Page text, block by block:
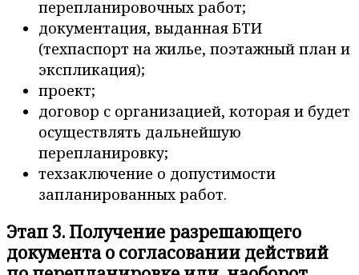
перепланировочных работ;
документация, выданная БТИ
(техпаспорт на жилье, поэтажный план и
экспликация);
проект;
договор с организацией, которая и будет
осуществлять дальнейшую
перепланировку;
техзаключение о допустимости
запланированных работ.
Этап 3. Получение разрешающего
документа о согласовании действий